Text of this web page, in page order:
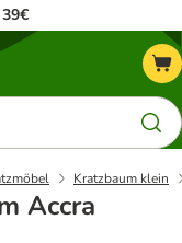
Kratzbaum klein
Accra